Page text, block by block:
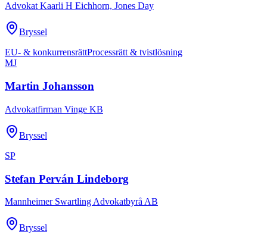
Advokat Kaarli H Eichhorn, Jones Day
Bryssel
EU- & konkurrensrättProcessrätt & tvistlösning
MJ
Martin Johansson
Advokatfirman Vinge KB
Bryssel
SP
Stefan Perván Lindeborg
Mannheimer Swartling Advokatbyrå AB
Bryssel